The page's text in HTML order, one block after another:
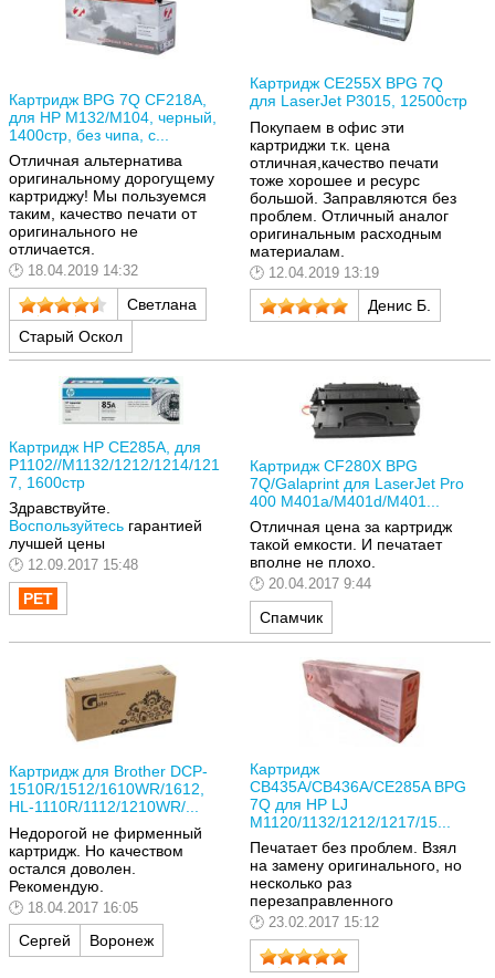
Картридж BPG 7Q CF218A,
для HP M132/M104, черный,
1400стр, без чипа, с...
Отличная альтернатива
оригинальному дорогущему
картриджу! Мы пользуемся
таким, качество печати от
оригинального не
отличается.
18.04.2019 14:32
Светлана
Старый Оскол
Картридж CE255X BPG 7Q
для LaserJet P3015, 12500стр
Покупаем в офис эти
картриджи т.к. цена
отличная,качество печати
тоже хорошее и ресурс
большой. Заправляются без
проблем. Отличный аналог
оригинальным расходным
материалам.
12.04.2019 13:19
Денис Б.
Картридж HP CE285A, для
P1102//M1132/1212/1214/121
7, 1600стр
Здравствуйте.
Воспользуйтесь гарантией
лучшей цены
12.09.2017 15:48
Картридж CF280X BPG
7Q/Galaprint для LaserJet Pro
400 M401a/M401d/M401...
Отличная цена за картридж
такой емкости. И печатает
вполне не плохо.
20.04.2017 9:44
Спамчик
Картридж для Brother DCP-
1510R/1512/1610WR/1612,
HL-1110R/1112/1210WR/...
Недорогой не фирменный
картридж. Но качеством
остался доволен.
Рекомендую.
18.04.2017 16:05
Сергей Воронеж
Картридж
CB435A/CB436A/CE285A BPG
7Q для HP LJ
M1120/1132/1212/1217/15...
Печатает без проблем. Взял
на замену оригинального, но
несколько раз
перезаправленного
23.02.2017 15:12